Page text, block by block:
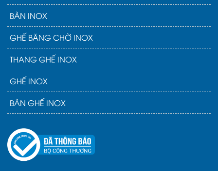
BÀN INOX
GHẾ BĂNG CHỜ INOX
THANG GHẾ INOX
GHẾ INOX
BÀN GHẾ INOX